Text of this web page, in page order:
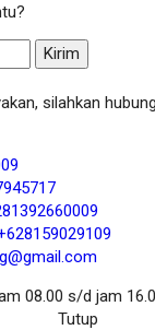
Kirim
silahkan
08.00 s/d jam
Tutup